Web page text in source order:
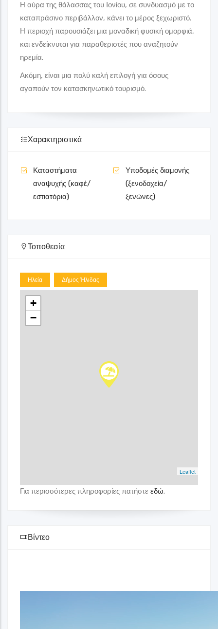
Η αύρα της θάλασσας του Ιονίου, σε συνδυασμό με το
καταπράσινο περιβάλλον, κάνει το μέρος ξεχωριστό.
Η περιοχή παρουσιάζει μια μοναδική φυσική ομορφιά,
και ενδείκνυται για παραθεριστές που αναζητούν
ηρεμία.
Ακόμη, είναι μια πολύ καλή επιλογή για όσους
αγαπούν τον κατασκηνωτικό τουρισμό.
Χαρακτηριστικά
Καταστήματα
αναψυχής (καφέ/
εστιατόρια)
Υποδομές διαμονής
(ξενοδοχεία/
ξενώνες)
Τοποθεσία
Ηλεία Δήμος Ήλιδας
+
−
Leaflet
Για περισσότερες πληροφορίες πατήστε εδώ.
Βίντεο